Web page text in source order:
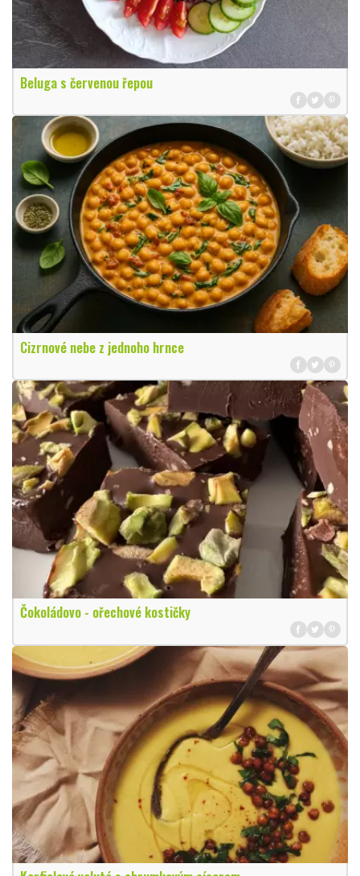
Beluga s červenou řepou
Cizrnové nebe z jednoho hrnce
Čokoládovo - ořechové kostičky